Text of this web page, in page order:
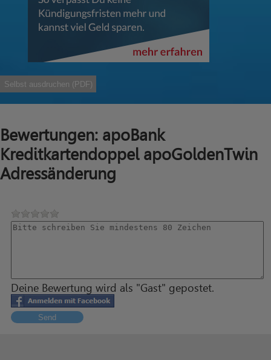
Selbst ausdruchen (PDF)
Bewertungen: apoBank
Kreditkartendoppel apoGoldenTwin
Adressänderung
Deine Bewertung wird als "Gast" gepostet.
Send